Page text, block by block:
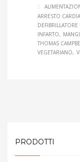
ARRESTO
INFARTO
THOMAS
VEGETARIANO
PRODOTTI